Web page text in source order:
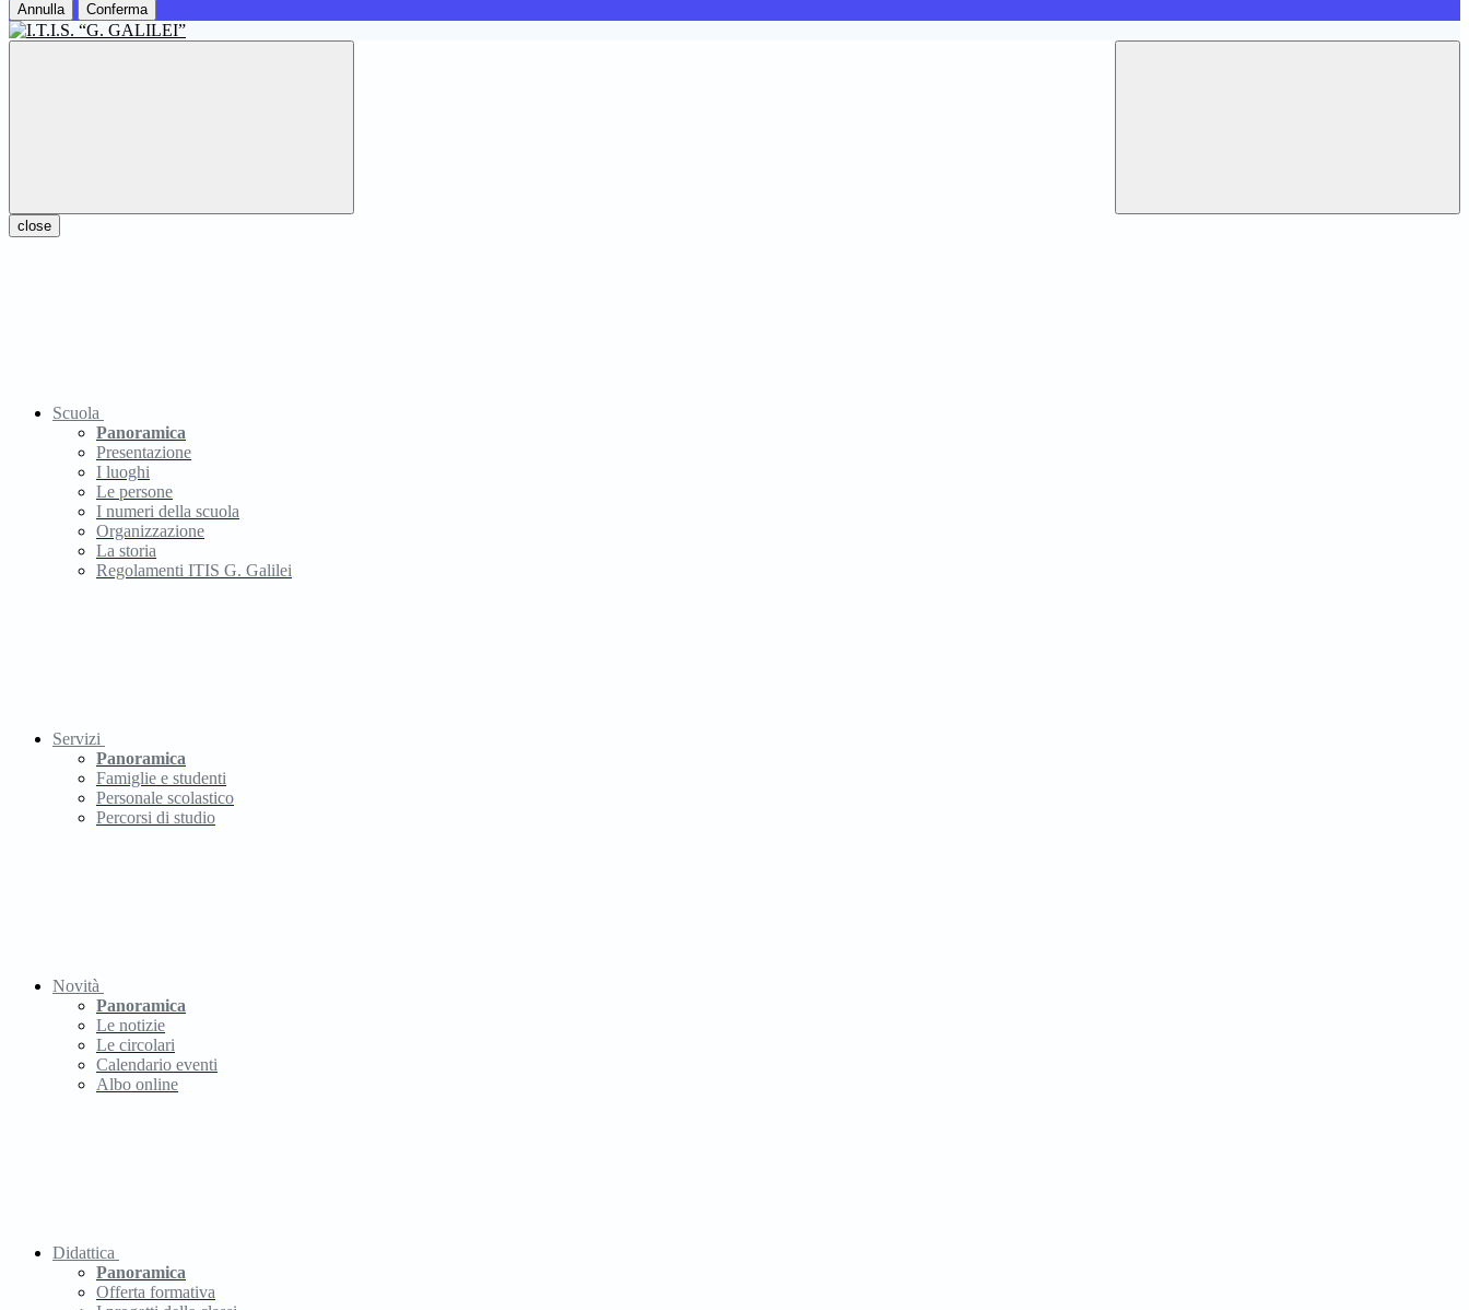
Annulla Conferma
close
Scuola
Panoramica
Presentazione
I luoghi
Le persone
I numeri della scuola
Organizzazione
La storia
Regolamenti ITIS G. Galilei
Servizi
Panoramica
Famiglie e studenti
Personale scolastico
Percorsi di studio
Novità
Panoramica
Le notizie
Le circolari
Calendario eventi
Albo online
Didattica
Panoramica
Offerta formativa